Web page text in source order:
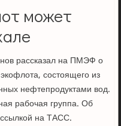
может
рассказал на ПМЭФ о
состоящего из
нефтепродуктами вод.
рабочая группа. Об
на ТАСС.